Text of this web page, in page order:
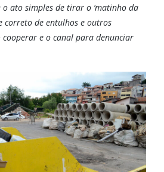
o ato simples de tirar o ‘matinho da
correto de entulhos e outros
cooperar e o canal para denunciar